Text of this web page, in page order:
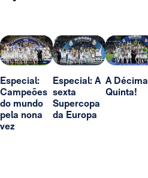
Especial:
Campeões
do mundo
pela nona
vez
Especial: A
sexta
Supercopa
da Europa
A Décima
Quinta!